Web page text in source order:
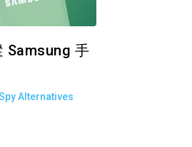
Samsung 手
Alternatives